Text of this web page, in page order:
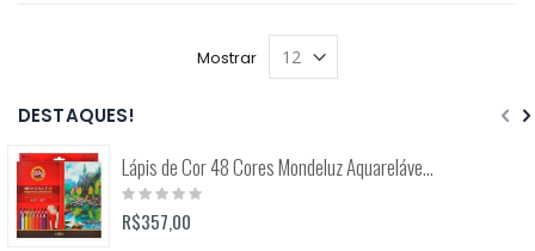
Mostrar
DESTAQUES!
Lápis de Cor 48 Cores Mondeluz Aquarelável (Koh-I-Noor)
Rating:
0%
R$357,00